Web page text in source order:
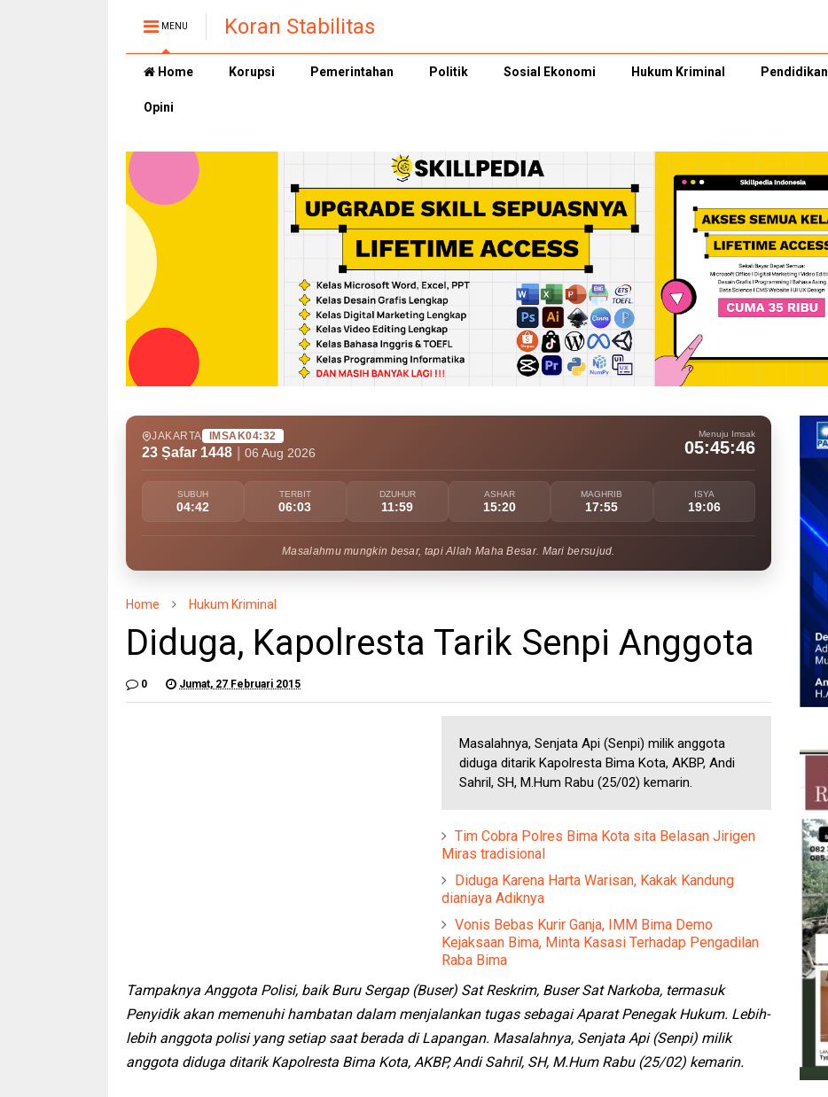
MENU Koran Stabilitas
Home Korupsi Pemerintahan Politik Sosial Ekonomi Hukum Kriminal Pendidikan
Opini
JAKARTA IMSAK04:32
23 Ṣafar 1448 06 Aug 2026
Menuju Imsak
05:45:45
SUBUH
04:42
TERBIT
06:03
DZUHUR
11:59
ASHAR
15:20
MAGHRIB
17:55
ISYA
19:06
Masalahmu mungkin besar, tapi Allah Maha Besar. Mari bersujud.
Home Hukum Kriminal
Diduga, Kapolresta Tarik Senpi Anggota
0 Jumat, 27 Februari 2015
Masalahnya, Senjata Api (Senpi) milik anggota
diduga ditarik Kapolresta Bima Kota, AKBP, Andi
Sahril, SH, M.Hum Rabu (25/02) kemarin.
Tim Cobra Polres Bima Kota sita Belasan Jirigen
Miras tradisional
Diduga Karena Harta Warisan, Kakak Kandung
dianiaya Adiknya
Vonis Bebas Kurir Ganja, IMM Bima Demo
Kejaksaan Bima, Minta Kasasi Terhadap Pengadilan
Raba Bima
Tampaknya Anggota Polisi, baik Buru Sergap (Buser) Sat Reskrim, Buser Sat Narkoba, termasuk
Penyidik akan memenuhi hambatan dalam menjalankan tugas sebagai Aparat Penegak Hukum. Lebih-
lebih anggota polisi yang setiap saat berada di Lapangan. Masalahnya, Senjata Api (Senpi) milik
anggota diduga ditarik Kapolresta Bima Kota, AKBP, Andi Sahril, SH, M.Hum Rabu (25/02) kemarin.